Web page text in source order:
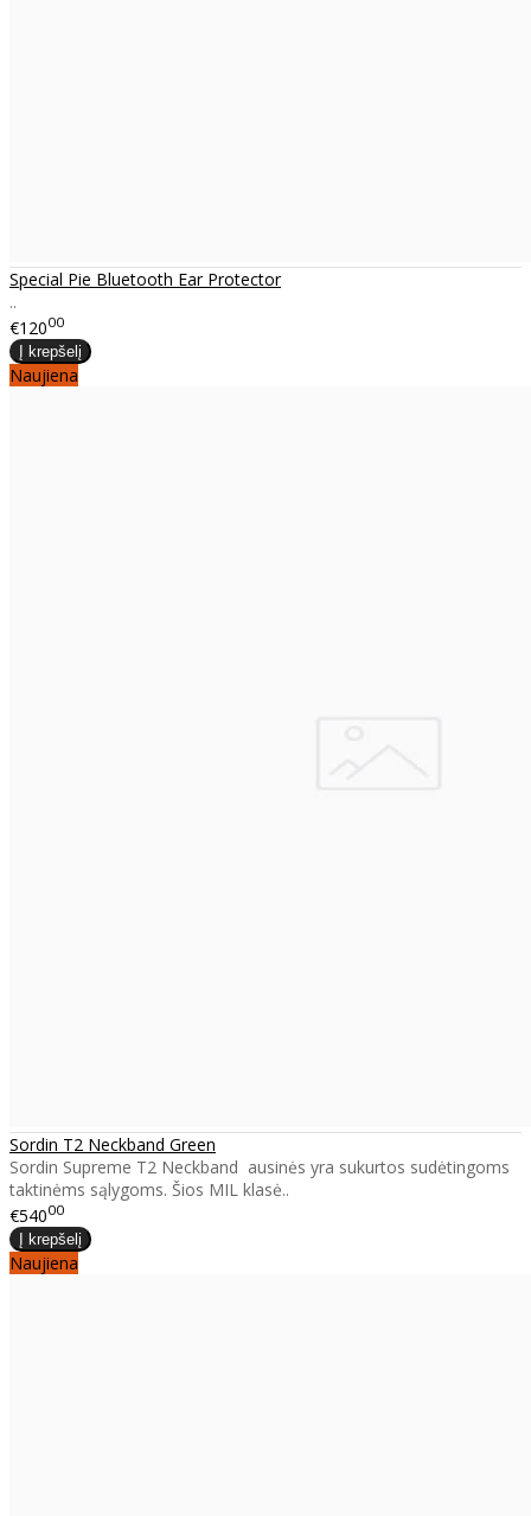
Special Pie Bluetooth Ear Protector
..
€12000
Naujiena
Sordin T2 Neckband Green
Sordin Supreme T2 Neckband ausinės yra sukurtos sudėtingoms
taktinėms sąlygoms. Šios MIL klasė..
€54000
Naujiena